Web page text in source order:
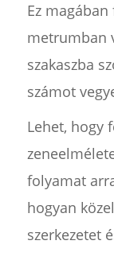
Ez
metrumban
szakaszba
számot
Lehet, hogy
folyamat
hogyan
szerkezetet